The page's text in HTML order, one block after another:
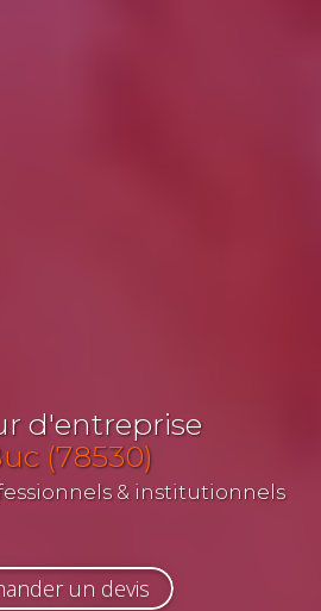
d'entreprise
(78530)
& institutionnels
un devis